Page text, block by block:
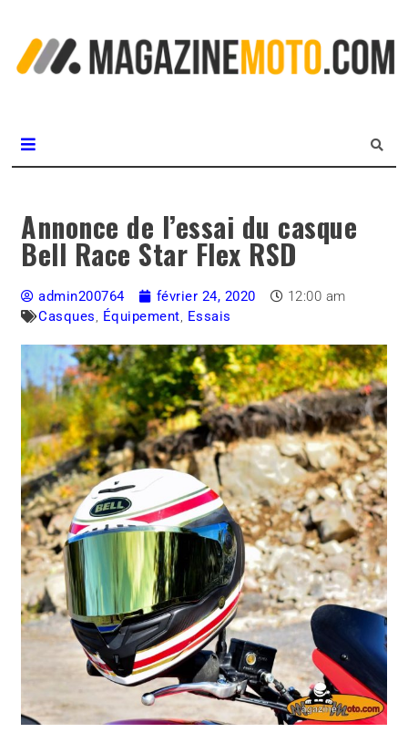
Annonce de l’essai du casque
Bell Race Star Flex RSD
admin200764 février 24, 2020
12:00 am
Casques, Équipement, Essais